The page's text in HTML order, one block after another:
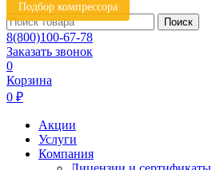
Подбор компрессора
Поиск
8(800)100-67-78
Заказать звонок
0
Корзина
0 ₽
Акции
Услуги
Компания